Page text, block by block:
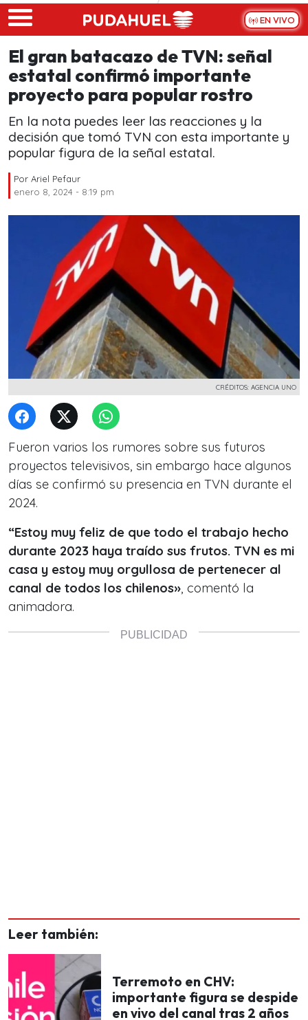
Skip to main content
EN VIVO
El gran batacazo de TVN: señal
estatal confirmó importante
proyecto para popular rostro
En la nota puedes leer las reacciones y la
decisión que tomó TVN con esta importante y
popular figura de la señal estatal.
Por Ariel Pefaur
enero 8, 2024 - 8:19 pm
CRÉDITOS: AGENCIA UNO
Fueron varios los rumores sobre sus futuros
proyectos televisivos, sin embargo hace algunos
días se confirmó su presencia en TVN durante el
2024.
“Estoy muy feliz de que todo el trabajo hecho
durante 2023 haya traído sus frutos. TVN es mi
casa y estoy muy orgullosa de pertenecer al
canal de todos los chilenos», comentó la
animadora.
Leer también:
Terremoto en CHV:
importante figura se despide
en vivo del canal tras 2 años